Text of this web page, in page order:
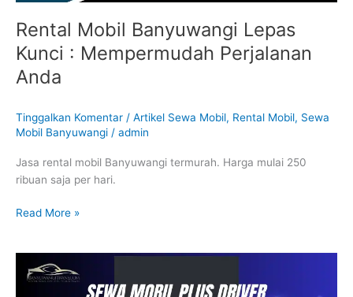
Rental Mobil Banyuwangi Lepas
Kunci : Mempermudah Perjalanan
Anda
Tinggalkan Komentar / Artikel Sewa Mobil, Rental Mobil, Sewa
Mobil Banyuwangi / admin
Jasa rental mobil Banyuwangi termurah. Harga mulai 250
ribuan saja per hari.
Read More »
Mengapa
Sewa